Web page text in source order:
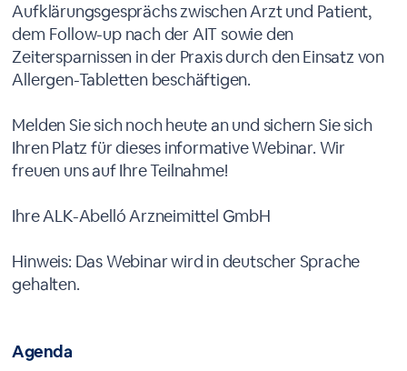
Aufklärungsgesprächs zwischen Arzt und Patient,
dem Follow-up nach der AIT sowie den
Zeitersparnissen in der Praxis durch den Einsatz von
Allergen-Tabletten beschäftigen.
Melden Sie sich noch heute an und sichern Sie sich
Ihren Platz für dieses informative Webinar. Wir
freuen uns auf Ihre Teilnahme!
Ihre ALK-Abelló Arzneimittel GmbH
Hinweis: Das Webinar wird in deutscher Sprache
gehalten.
Agenda